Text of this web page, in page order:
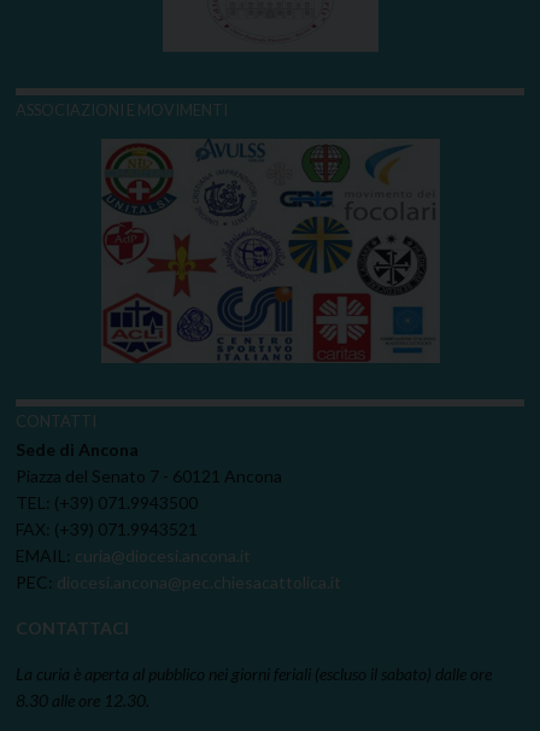
ASSOCIAZIONI E MOVIMENTI
CONTATTI
Sede di Ancona
Piazza del Senato 7 - 60121 Ancona
TEL: (+39) 071.9943500
FAX: (+39) 071.9943521
EMAIL: curia@diocesi.ancona.it
PEC: diocesi.ancona@pec.chiesacattolica.it
CONTATTACI
La curia è aperta al pubblico nei giorni feriali (escluso il sabato) dalle ore
8.30 alle ore 12.30.